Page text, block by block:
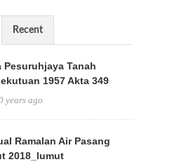
Recent
Pesuruhjaya Tanah
1957 Akta 349
years ago
Ramalan Air Pasang
2018_lumut